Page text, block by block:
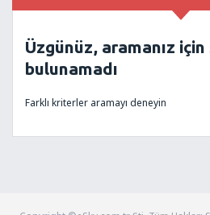
Üzgünüz, aramanız
bulunamadı
Farklı kriterler aramayı deneyin